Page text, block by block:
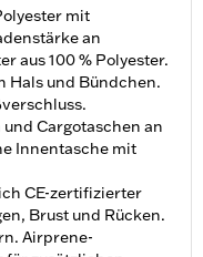
mit
an
aus 100 % Polyester.
Hals und Bündchen.
Cargotaschen an
Innentasche mit
CE-zertifizierter
Brust und Rücken.
Airprene-